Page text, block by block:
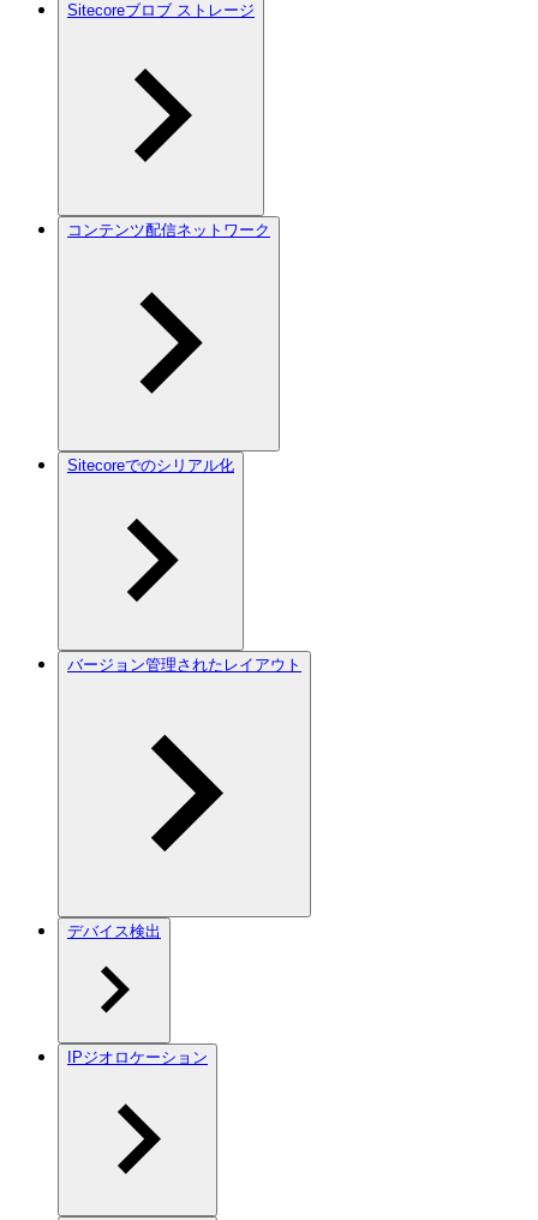
Sitecoreブロブ ストレージ
コンテンツ配信ネットワーク
Sitecoreでのシリアル化
バージョン管理されたレイアウト
デバイス検出
IPジオロケーション